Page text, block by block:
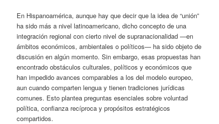
En Hispanoamérica, aunque hay que decir que la idea de “unión”
ha sido más a nivel latinoamericano, dicho concepto de una
integración regional con cierto nivel de supranacionalidad —en
ámbitos económicos, ambientales o políticos— ha sido objeto de
discusión en algún momento. Sin embargo, esas propuestas han
encontrado obstáculos culturales, políticos y económicos que
han impedido avances comparables a los del modelo europeo,
aun cuando comparten lengua y tienen tradiciones jurídicas
comunes. Esto plantea preguntas esenciales sobre voluntad
política, confianza recíproca y propósitos estratégicos
compartidos.